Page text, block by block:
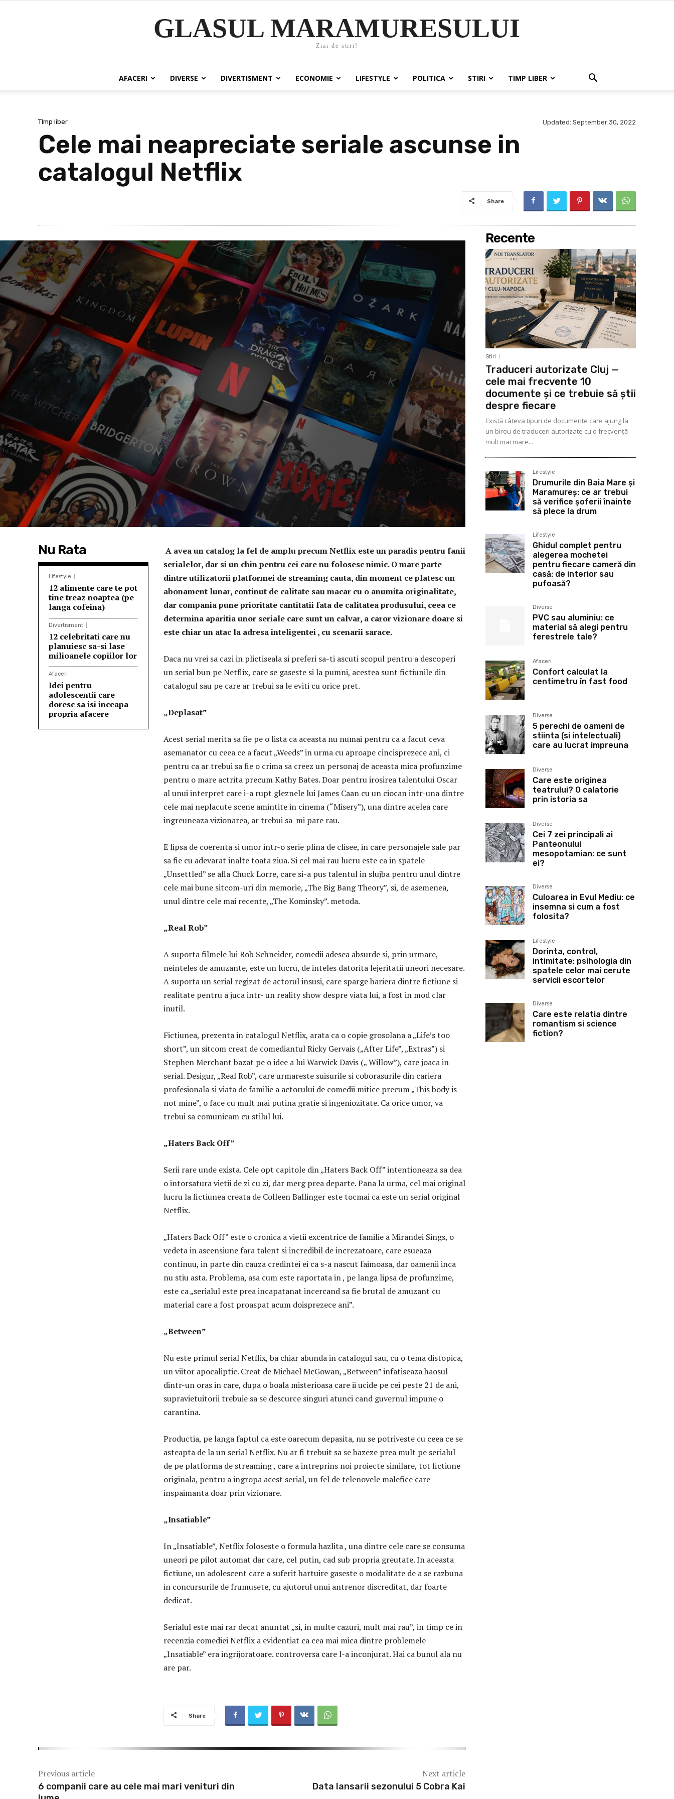
GLASUL MARAMURESULUI
Ziar de stiri!
AFACERI DIVERSE DIVERTISMENT ECONOMIE LIFESTYLE POLITICA STIRI TIMP LIBER
TImp liber Updated: September 30, 2022
Cele mai neapreciate seriale ascunse in
catalogul Netflix
Share
Nu Rata
Lifestyle
12 alimente care te pot
tine treaz noaptea (pe
langa cofeina)
Divertisment
12 celebritati care nu
planuiesc sa-si lase
milioanele copiilor lor
Afaceri
Idei pentru
adolescentii care
doresc sa isi inceapa
propria afacere
A avea un catalog la fel de amplu precum Netflix este un paradis pentru fanii
serialelor, dar si un chin pentru cei care nu folosesc nimic. O mare parte
dintre utilizatorii platformei de streaming cauta, din moment ce platesc un
abonament lunar, continut de calitate sau macar cu o anumita originalitate,
dar compania pune prioritate cantitatii fata de calitatea produsului, ceea ce
determina aparitia unor seriale care sunt un calvar, a caror vizionare doare si
este chiar un atac la adresa inteligentei , cu scenarii sarace.
Daca nu vrei sa cazi in plictiseala si preferi sa-ti ascuti scopul pentru a descoperi
un serial bun pe Netflix, care se gaseste si la pumni, acestea sunt fictiunile din
catalogul sau pe care ar trebui sa le eviti cu orice pret.
„Deplasat”
Acest serial merita sa fie pe o lista ca aceasta nu numai pentru ca a facut ceva
asemanator cu ceea ce a facut „Weeds” in urma cu aproape cincisprezece ani, ci
pentru ca ar trebui sa fie o crima sa creez un personaj de aceasta mica profunzime
pentru o mare actrita precum Kathy Bates. Doar pentru irosirea talentului Oscar
al unui interpret care i-a rupt gleznele lui James Caan cu un ciocan intr-una dintre
cele mai neplacute scene amintite in cinema (“Misery”), una dintre acelea care
ingreuneaza vizionarea, ar trebui sa-mi pare rau.
E lipsa de coerenta si umor intr-o serie plina de clisee, in care personajele sale par
sa fie cu adevarat inalte toata ziua. Si cel mai rau lucru este ca in spatele
„Unsettled” se afla Chuck Lorre, care si-a pus talentul in slujba pentru unul dintre
cele mai bune sitcom-uri din memorie, „The Big Bang Theory”, si, de asemenea,
unul dintre cele mai recente, „The Kominsky”. metoda.
„Real Rob”
A suporta filmele lui Rob Schneider, comedii adesea absurde si, prin urmare,
neinteles de amuzante, este un lucru, de inteles datorita lejeritatii uneori necesare.
A suporta un serial regizat de actorul insusi, care sparge bariera dintre fictiune si
realitate pentru a juca intr- un reality show despre viata lui, a fost in mod clar
inutil.
Fictiunea, prezenta in catalogul Netflix, arata ca o copie grosolana a „Life’s too
short”, un sitcom creat de comediantul Ricky Gervais („After Life”, „Extras”) si
Stephen Merchant bazat pe o idee a lui Warwick Davis („ Willow”), care joaca in
serial. Desigur, „Real Rob”, care urmareste suisurile si coborasurile din cariera
profesionala si viata de familie a actorului de comedii mitice precum „This body is
not mine”, o face cu mult mai putina gratie si ingeniozitate. Ca orice umor, va
trebui sa comunicam cu stilul lui.
„Haters Back Off”
Serii rare unde exista. Cele opt capitole din „Haters Back Off” intentioneaza sa dea
o intorsatura vietii de zi cu zi, dar merg prea departe. Pana la urma, cel mai original
lucru la fictiunea creata de Colleen Ballinger este tocmai ca este un serial original
Netflix.
„Haters Back Off” este o cronica a vietii excentrice de familie a Mirandei Sings, o
vedeta in ascensiune fara talent si incredibil de increzatoare, care esueaza
continuu, in parte din cauza credintei ei ca s-a nascut faimoasa, dar oamenii inca
nu stiu asta. Problema, asa cum este raportata in , pe langa lipsa de profunzime,
este ca „serialul este prea incapatanat incercand sa fie brutal de amuzant cu
material care a fost proaspat acum doisprezece ani”.
„Between”
Nu este primul serial Netflix, ba chiar abunda in catalogul sau, cu o tema distopica,
un viitor apocaliptic. Creat de Michael McGowan, „Between” infatiseaza haosul
dintr-un oras in care, dupa o boala misterioasa care ii ucide pe cei peste 21 de ani,
supravietuitorii trebuie sa se descurce singuri atunci cand guvernul impune o
carantina.
Productia, pe langa faptul ca este oarecum depasita, nu se potriveste cu ceea ce se
asteapta de la un serial Netflix. Nu ar fi trebuit sa se bazeze prea mult pe serialul
de pe platforma de streaming , care a intreprins noi proiecte similare, tot fictiune
originala, pentru a ingropa acest serial, un fel de telenovele malefice care
inspaimanta doar prin vizionare.
„Insatiable”
In „Insatiable”, Netflix foloseste o formula hazlita , una dintre cele care se consuma
uneori pe pilot automat dar care, cel putin, cad sub propria greutate. In aceasta
fictiune, un adolescent care a suferit hartuire gaseste o modalitate de a se razbuna
in concursurile de frumusete, cu ajutorul unui antrenor discreditat, dar foarte
dedicat.
Serialul este mai rar decat anuntat „si, in multe cazuri, mult mai rau”, in timp ce in
recenzia comediei Netflix a evidentiat ca cea mai mica dintre problemele
„Insatiable” era ingrijoratoare. controversa care l-a inconjurat. Hai ca bunul ala nu
are par.
Share
Previous article
6 companii care au cele mai mari venituri din
Next article
Data lansarii sezonului 5 Cobra Kai
Recente
Stiri
Traduceri autorizate Cluj —
cele mai frecvente 10
documente și ce trebuie să știi
despre fiecare
Există câteva tipuri de documente care ajung la
un birou de traduceri autorizate cu o frecvență
mult mai mare...
Lifestyle
Drumurile din Baia Mare și
Maramureș: ce ar trebui
să verifice șoferii înainte
să plece la drum
Lifestyle
Ghidul complet pentru
alegerea mochetei
pentru fiecare cameră din
casă: de interior sau
pufoasă?
Diverse
PVC sau aluminiu: ce
material să alegi pentru
ferestrele tale?
Afaceri
Confort calculat la
centimetru în fast food
Diverse
5 perechi de oameni de
stiinta (si intelectuali)
care au lucrat impreuna
Diverse
Care este originea
teatrului? O calatorie
prin istoria sa
Diverse
Cei 7 zei principali ai
Panteonului
mesopotamian: ce sunt
ei?
Diverse
Culoarea in Evul Mediu: ce
insemna si cum a fost
folosita?
Lifestyle
Dorinta, control,
intimitate: psihologia din
spatele celor mai cerute
servicii escortelor
Diverse
Care este relatia dintre
romantism si science
fiction?